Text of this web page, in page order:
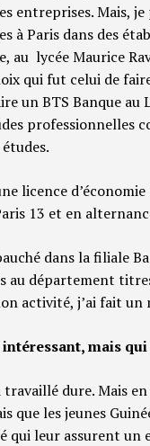
entreprises. Mais,
à Paris dans des
lycée Maurice
qui fut celui de
un BTS Banque
licence
13 et en
dans la filiale
au département
activité, j’ai fait un
mais
travaillé dure. Mais
que les jeunes
qui leur assurent